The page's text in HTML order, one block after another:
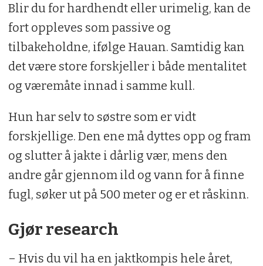
Blir du for hardhendt eller urimelig, kan de
fort oppleves som passive og
tilbakeholdne, ifølge Hauan. Samtidig kan
det være store forskjeller i både mentalitet
og væremåte innad i samme kull.
Hun har selv to søstre som er vidt
forskjellige. Den ene må dyttes opp og fram
og slutter å jakte i dårlig vær, mens den
andre går gjennom ild og vann for å finne
fugl, søker ut på 500 meter og er et råskinn.
Gjør research
– Hvis du vil ha en jaktkompis hele året,